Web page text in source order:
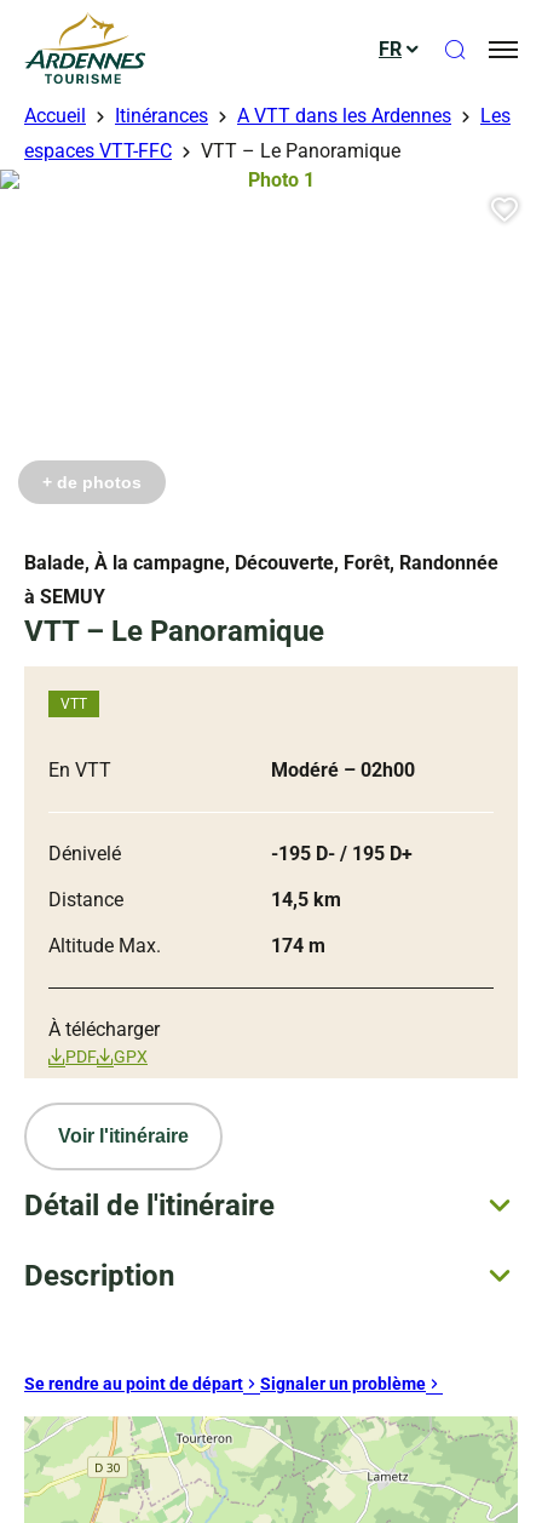
ADT des Ardennes
FR Ouvrir
Accueil Itinérances A VTT dans les Ardennes
Les
espaces VTT-FFC
VTT – Le Panoramique
Balade, À la campagne, Découverte, Forêt, Randonnée
à SEMUY
VTT – Le Panoramique
Photo 1, © comcom cretes
+ de photos
Détail de l'itinéraire
Description
VTT
En VTT Modéré – 02h00
Dénivelé
-195 D- / 195 D+
Distance
14,5 km
Altitude Max.
174 m
À télécharger
PDF GPX
Voir l'itinéraire
Se rendre au point de départ Signaler un problème